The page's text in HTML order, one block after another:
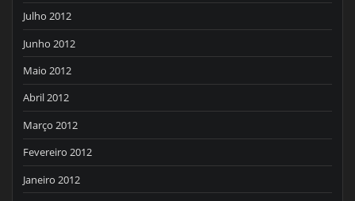
Julho 2012
Junho 2012
Maio 2012
Abril 2012
Março 2012
Fevereiro 2012
Janeiro 2012